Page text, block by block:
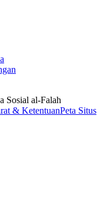
Sosial al-Falah
& KetentuanPeta Situs